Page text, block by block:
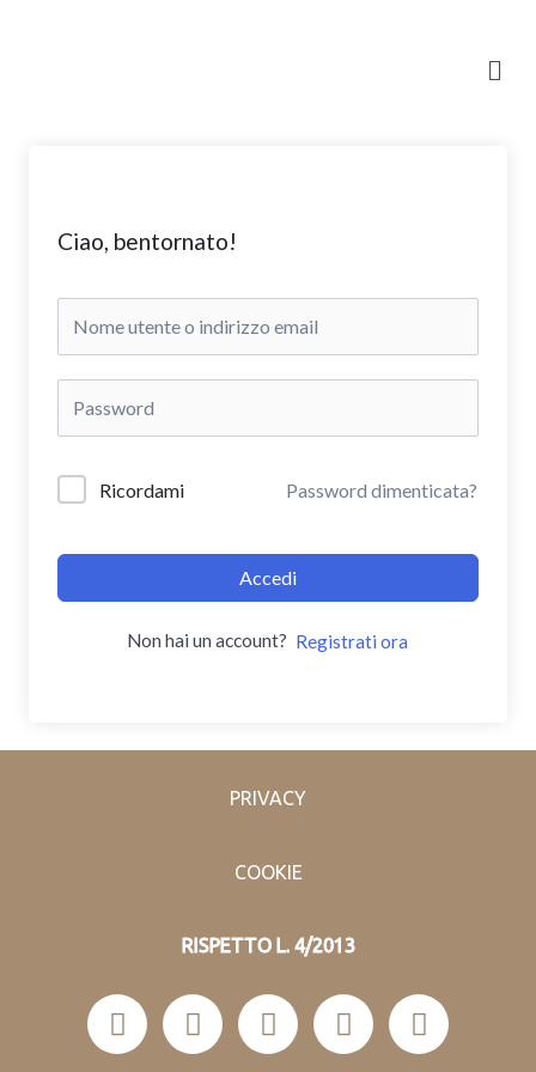
Ciao, bentornato!
Ricordami Password dimenticata?
Accedi
Non hai un account? Registrati ora
PRIVACY
COOKIE
RISPETTO L. 4/2013
F
a
I
n
Y
o
W
h
T
e